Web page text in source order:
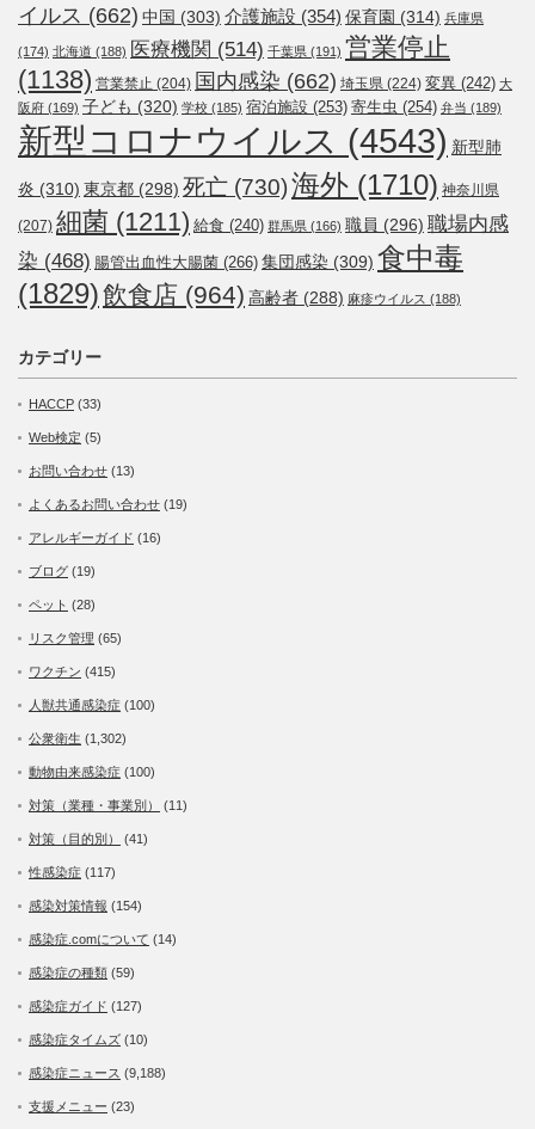
イルス (662) 中国 (303) 介護施設 (354) 保育園 (314) 兵庫県
(174) 北海道 (188) 医療機関 (514) 千葉県 (191) 営業停止
(1138) 営業禁止 (204) 国内感染 (662) 埼玉県 (224) 変異 (242) 大
阪府 (169) 子ども (320) 学校 (185) 宿泊施設 (253) 寄生虫 (254) 弁当 (189)
新型コロナウイルス (4543) 新型肺
炎 (310) 東京都 (298) 死亡 (730)海外 (1710) 神奈川県
(207) 細菌 (1211) 給食 (240) 群馬県 (166) 職員 (296) 職場内感
染 (468) 腸管出血性大腸菌 (266) 集団感染 (309) 食中毒
(1829)飲食店 (964) 高齢者 (288) 麻疹ウイルス (188)
カテゴリー
HACCP (33)
Web検定 (5)
お問い合わせ (13)
よくあるお問い合わせ (19)
アレルギーガイド (16)
ブログ (19)
ペット (28)
リスク管理 (65)
ワクチン (415)
人獣共通感染症 (100)
公衆衛生 (1,302)
動物由来感染症 (100)
対策（業種・事業別） (11)
対策（目的別） (41)
性感染症 (117)
感染対策情報 (154)
感染症.comについて (14)
感染症の種類 (59)
感染症ガイド (127)
感染症タイムズ (10)
感染症ニュース (9,188)
支援メニュー (23)